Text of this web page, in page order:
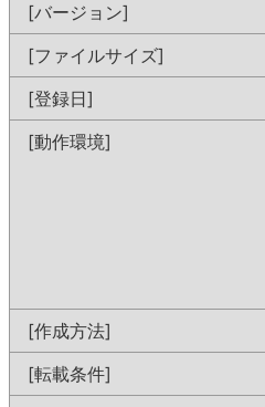
[バージョン]
[ファイルサイズ]
[登録日]
[動作環境]
[作成方法]
[転載条件]